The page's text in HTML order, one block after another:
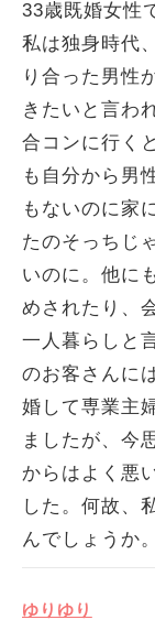
33歳既婚女性
私は独身時代
り合った男性
きたいと言わ
合コンに行く
も自分から男
もないのに家
たのそっちじ
いのに。他に
めされたり、
一人暮らしと
のお客さんに
婚して専業主
ましたが、今
からはよく悪
した。何故、
んでしょうか。
ゆりゆり